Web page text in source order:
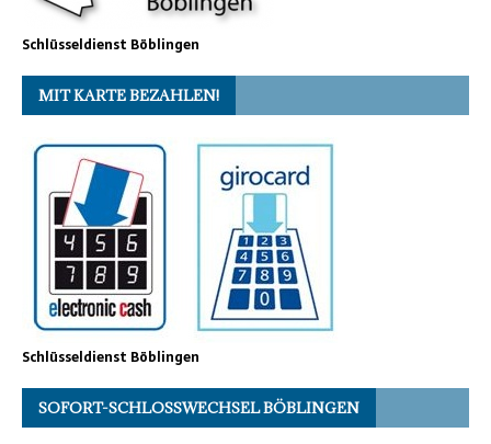
Schlüsseldienst Böblingen
MIT KARTE BEZAHLEN!
Schlüsseldienst Böblingen
SOFORT-SCHLOSSWECHSEL BÖBLINGEN